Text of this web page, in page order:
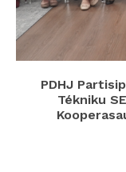
PDHJ
Tékniku